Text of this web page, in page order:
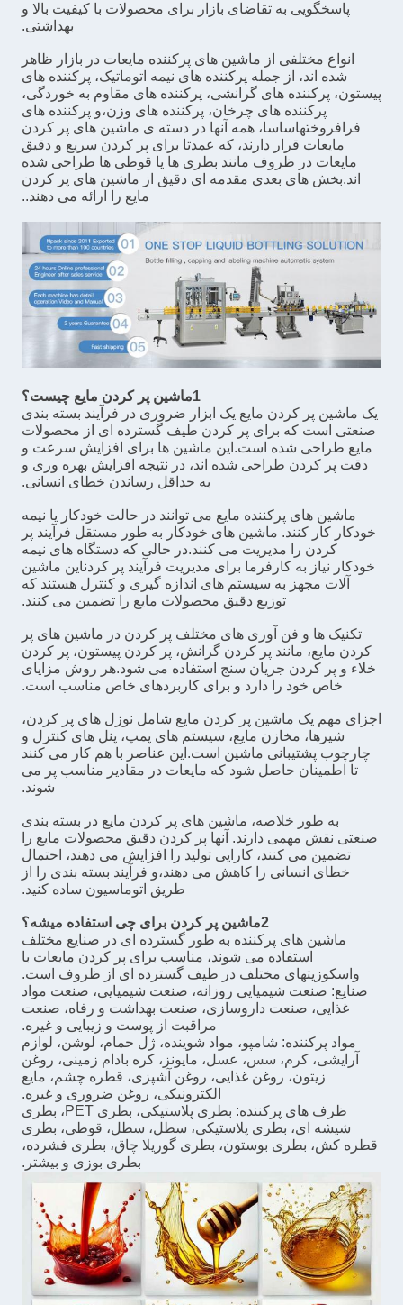
پاسخگویی به تقاضای بازار برای محصولات با کیفیت بالا و
بهداشتی.
انواع مختلفی از ماشین های پرکننده مایعات در بازار ظاهر
شده اند، از جمله پرکننده های نیمه اتوماتیک، پرکننده های
پیستون، پرکننده های گرانشی، پرکننده های مقاوم به خوردگی،
پرکننده های چرخان، پرکننده های وزن،و پرکننده های
فرافروختهاساسا، همه آنها در دسته ی ماشین های پر کردن
مایعات قرار دارند، که عمدتا برای پر کردن سریع و دقیق
مایعات در ظروف مانند بطری ها یا قوطی ها طراحی شده
اند.بخش های بعدی مقدمه ای دقیق از ماشین های پر کردن
مایع را ارائه می دهند..
1ماشین پر کردن مایع چیست؟
یک ماشین پر کردن مایع یک ابزار ضروری در فرآیند بسته بندی
صنعتی است که برای پر کردن طیف گسترده ای از محصولات
مایع طراحی شده است.این ماشین ها برای افزایش سرعت و
دقت پر کردن طراحی شده اند، در نتیجه افزایش بهره وری و
به حداقل رساندن خطای انسانی.
ماشین های پرکننده مایع می توانند در حالت خودکار یا نیمه
خودکار کار کنند. ماشین های خودکار به طور مستقل فرآیند پر
کردن را مدیریت می کنند.در حالی که دستگاه های نیمه
خودکار نیاز به کارفرما برای مدیریت فرآیند پر کردناین ماشین
آلات مجهز به سیستم های اندازه گیری و کنترل هستند که
توزیع دقیق محصولات مایع را تضمین می کنند.
تکنیک ها و فن آوری های مختلف پر کردن در ماشین های پر
کردن مایع، مانند پر کردن گرانش، پر کردن پیستون، پر کردن
خلاء و پر کردن جریان سنج استفاده می شود.هر روش مزایای
خاص خود را دارد و برای کاربردهای خاص مناسب است.
اجزای مهم یک ماشین پر کردن مایع شامل نوزل های پر کردن،
شیرها، مخازن مایع، سیستم های پمپ، پنل های کنترل و
چارچوب پشتیبانی ماشین است.این عناصر با هم کار می کنند
تا اطمینان حاصل شود که مایعات در مقادیر مناسب پر می
شوند.
به طور خلاصه، ماشین های پر کردن مایع در بسته بندی
صنعتی نقش مهمی دارند. آنها پر کردن دقیق محصولات مایع را
تضمین می کنند، کارایی تولید را افزایش می دهند، احتمال
خطای انسانی را کاهش می دهند،و فرآیند بسته بندی را از
طریق اتوماسیون ساده کنید.
2ماشین پر کردن برای چی استفاده میشه؟
ماشین های پرکننده به طور گسترده ای در صنایع مختلف
استفاده می شوند، مناسب برای پر کردن مایعات با
واسکوزیتهای مختلف در طیف گسترده ای از ظروف است.
صنایع: صنعت شیمیایی روزانه، صنعت شیمیایی، صنعت مواد
غذایی، صنعت داروسازی، صنعت بهداشت و رفاه، صنعت
مراقبت از پوست و زیبایی و غیره.
مواد پرکننده: شامپو، مواد شوینده، ژل حمام، لوشن، لوازم
آرایشی، کرم، سس، عسل، مایونز، کره بادام زمینی، روغن
زیتون، روغن غذایی، روغن آشپزی، قطره چشم، مایع
الکترونیکی، روغن ضروری و غیره.
ظرف های پرکننده: بطری پلاستیکی، بطری PET، بطری
شیشه ای، بطری پلاستیکی، سطل، سطل، قوطی، بطری
قطره کش، بطری بوستون، بطری گوریلا چاق، بطری فشرده،
بطری بوزی و بیشتر.